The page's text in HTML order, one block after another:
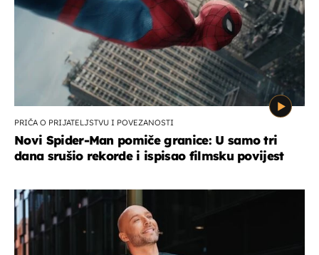
PRIČA O PRIJATELJSTVU I POVEZANOSTI
Novi Spider-Man pomiče granice: U samo tri
dana srušio rekorde i ispisao filmsku povijest